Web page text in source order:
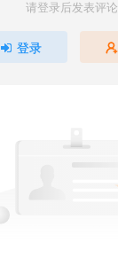
请登录后发表评论
登录